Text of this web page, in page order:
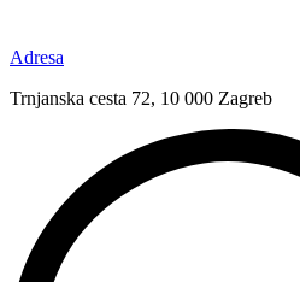
Adresa
Trnjanska cesta 72, 10 000 Zagreb